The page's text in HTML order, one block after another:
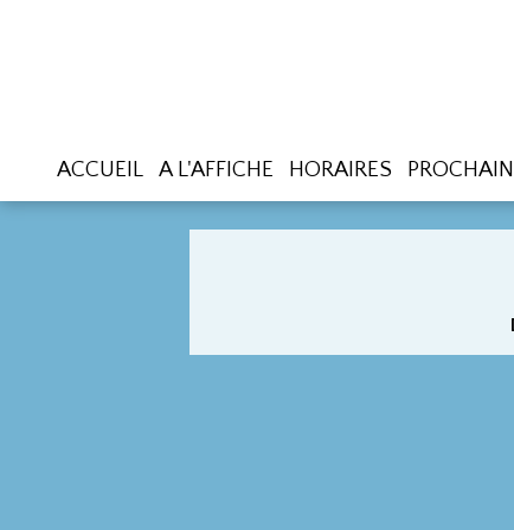
ACCUEIL A L'AFFICHE HORAIRES